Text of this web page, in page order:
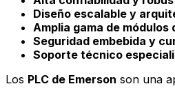
Diseño escalable y
Amplia gama de módulos
Seguridad embebida y
Soporte técnico
Los PLC de Emerson son una